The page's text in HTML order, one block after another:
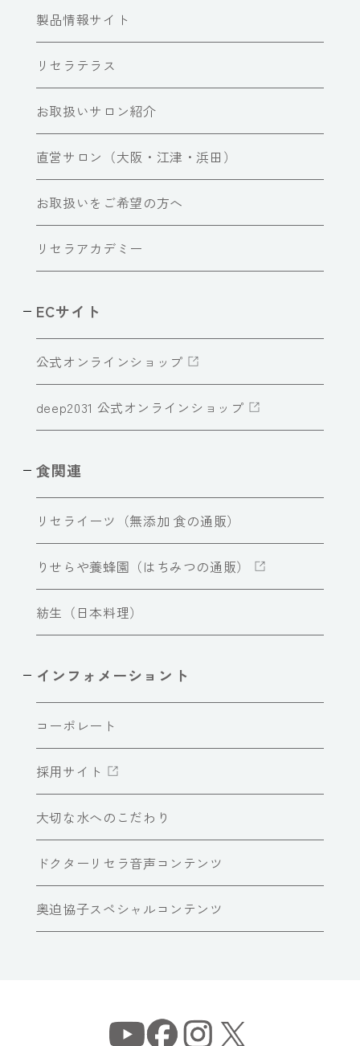
製品情報サイト
リセラテラス
お取扱いサロン紹介
直営サロン（大阪・江津・浜田）
お取扱いをご希望の方へ
リセラアカデミー
ECサイト
公式オンラインショップ
deep2031 公式オンラインショップ
食関連
リセライーツ（無添加 食の通販）
りせらや養蜂園（はちみつの通販）
紡生（日本料理）
インフォメーショント
コーポレート
採用サイト
大切な水へのこだわり
ドクターリセラ音声コンテンツ
奥迫協子スペシャルコンテンツ